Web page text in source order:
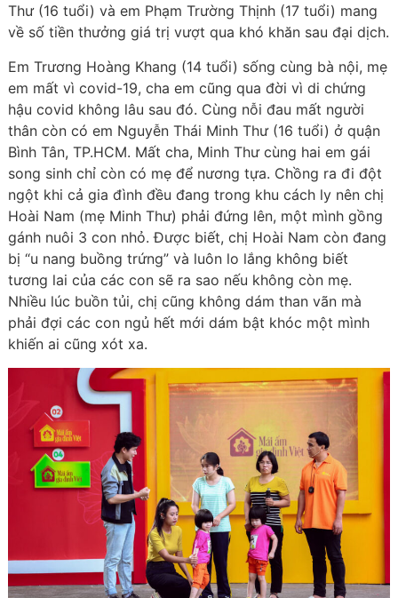
Thư (16 tuổi) và em Phạm Trường Thịnh (17 tuổi) mang
về số tiền thưởng giá trị vượt qua khó khăn sau đại dịch.
Em Trương Hoàng Khang (14 tuổi) sống cùng bà nội, mẹ
em mất vì covid-19, cha em cũng qua đời vì di chứng
hậu covid không lâu sau đó. Cùng nỗi đau mất người
thân còn có em Nguyễn Thái Minh Thư (16 tuổi) ở quận
Bình Tân, TP.HCM. Mất cha, Minh Thư cùng hai em gái
song sinh chỉ còn có mẹ để nương tựa. Chồng ra đi đột
ngột khi cả gia đình đều đang trong khu cách ly nên chị
Hoài Nam (mẹ Minh Thư) phải đứng lên, một mình gồng
gánh nuôi 3 con nhỏ. Được biết, chị Hoài Nam còn đang
bị “u nang buồng trứng” và luôn lo lắng không biết
tương lai của các con sẽ ra sao nếu không còn mẹ.
Nhiều lúc buồn tủi, chị cũng không dám than vãn mà
phải đợi các con ngủ hết mới dám bật khóc một mình
khiến ai cũng xót xa.